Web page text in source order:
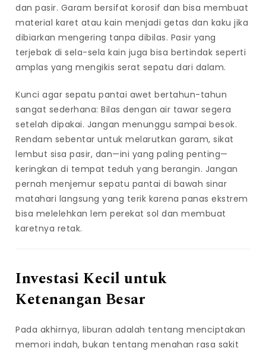
dan pasir. Garam bersifat korosif dan bisa membuat
material karet atau kain menjadi getas dan kaku jika
dibiarkan mengering tanpa dibilas. Pasir yang
terjebak di sela-sela kain juga bisa bertindak seperti
amplas yang mengikis serat sepatu dari dalam.
Kunci agar sepatu pantai awet bertahun-tahun
sangat sederhana: Bilas dengan air tawar segera
setelah dipakai. Jangan menunggu sampai besok.
Rendam sebentar untuk melarutkan garam, sikat
lembut sisa pasir, dan—ini yang paling penting—
keringkan di tempat teduh yang berangin. Jangan
pernah menjemur sepatu pantai di bawah sinar
matahari langsung yang terik karena panas ekstrem
bisa melelehkan lem perekat sol dan membuat
karetnya retak.
Investasi Kecil untuk
Ketenangan Besar
Pada akhirnya, liburan adalah tentang menciptakan
memori indah, bukan tentang menahan rasa sakit